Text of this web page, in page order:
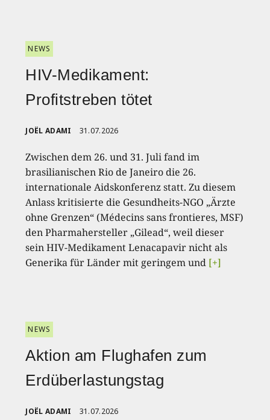
NEWS
HIV-Medikament:
Profitstreben tötet
JOËL ADAMI 31.07.2026
Zwischen dem 26. und 31. Juli fand im
brasilianischen Rio de Janeiro die 26.
internationale Aidskonferenz statt. Zu diesem
Anlass kritisierte die Gesundheits-NGO „Ärzte
ohne Grenzen“ (Médecins sans frontieres, MSF)
den Pharmahersteller „Gilead“, weil dieser
sein HIV-Medikament Lenacapavir nicht als
Generika für Länder mit geringem und [+]
NEWS
Aktion am Flughafen zum
Erdüberlastungstag
JOËL ADAMI 31.07.2026